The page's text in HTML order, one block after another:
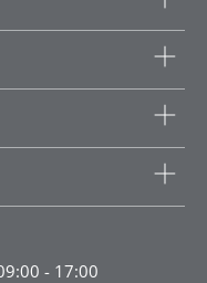
- 17:00